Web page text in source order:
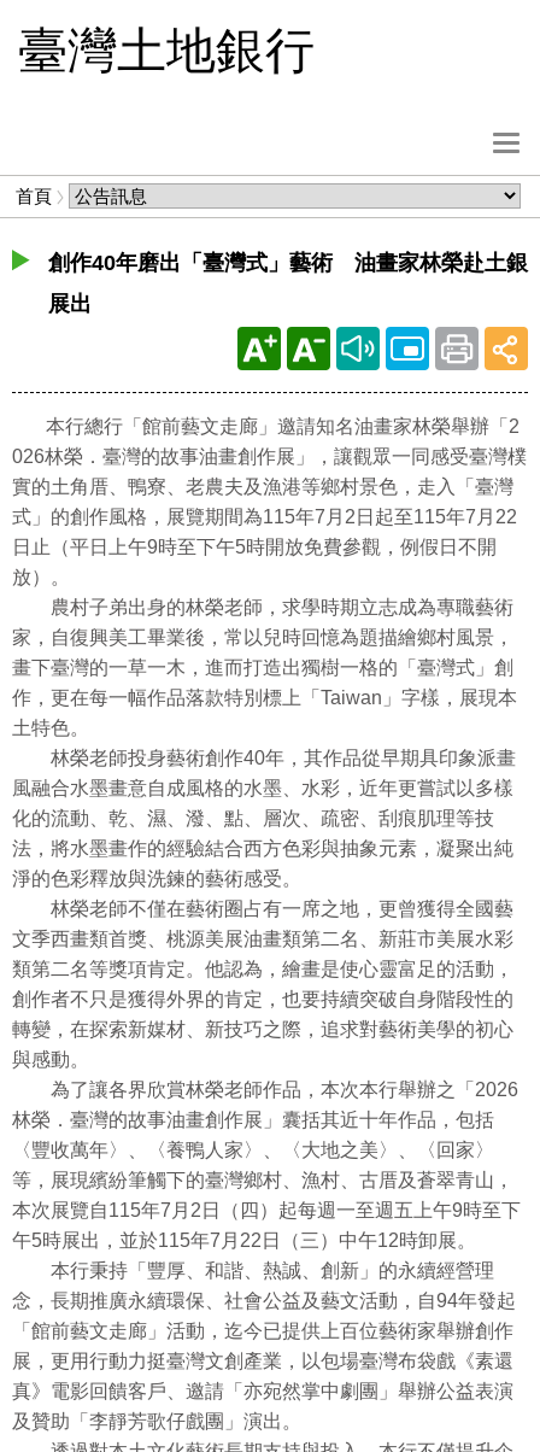
臺灣土地銀行
選
單
按
首頁
麵
包
屑
創作40年磨出「臺灣式」藝術 油畫家林榮赴土銀
展出
本行總行「館前藝文走廊」邀請知名油畫家林榮舉辦「2
026林榮．臺灣的故事油畫創作展」，讓觀眾一同感受臺灣樸
實的土角厝、鴨寮、老農夫及漁港等鄉村景色，走入「臺灣
式」的創作風格，展覽期間為115年7月2日起至115年7月22
日止（平日上午9時至下午5時開放免費參觀，例假日不開
放）。
農村子弟出身的林榮老師，求學時期立志成為專職藝術
家，自復興美工畢業後，常以兒時回憶為題描繪鄉村風景，
畫下臺灣的一草一木，進而打造出獨樹一格的「臺灣式」創
作，更在每一幅作品落款特別標上「Taiwan」字樣，展現本
土特色。
林榮老師投身藝術創作40年，其作品從早期具印象派畫
風融合水墨畫意自成風格的水墨、水彩，近年更嘗試以多樣
化的流動、乾、濕、潑、點、層次、疏密、刮痕肌理等技
法，將水墨畫作的經驗結合西方色彩與抽象元素，凝聚出純
淨的色彩釋放與洗鍊的藝術感受。
林榮老師不僅在藝術圈占有一席之地，更曾獲得全國藝
文季西畫類首獎、桃源美展油畫類第二名、新莊市美展水彩
類第二名等獎項肯定。他認為，繪畫是使心靈富足的活動，
創作者不只是獲得外界的肯定，也要持續突破自身階段性的
轉變，在探索新媒材、新技巧之際，追求對藝術美學的初心
與感動。
為了讓各界欣賞林榮老師作品，本次本行舉辦之「2026
林榮．臺灣的故事油畫創作展」囊括其近十年作品，包括
〈豐收萬年〉、〈養鴨人家〉、〈大地之美〉、〈回家〉
等，展現繽紛筆觸下的臺灣鄉村、漁村、古厝及蒼翠青山，
本次展覽自115年7月2日（四）起每週一至週五上午9時至下
午5時展出，並於115年7月22日（三）中午12時卸展。
本行秉持「豐厚、和諧、熱誠、創新」的永續經營理
念，長期推廣永續環保、社會公益及藝文活動，自94年發起
「館前藝文走廊」活動，迄今已提供上百位藝術家舉辦創作
展，更用行動力挺臺灣文創產業，以包場臺灣布袋戲《素還
真》電影回饋客戶、邀請「亦宛然掌中劇團」舉辦公益表演
及贊助「李靜芳歌仔戲團」演出。